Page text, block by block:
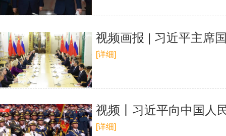
视频画报 | 习近平主席
[详细]
视频丨习近平向中国人
[详细]